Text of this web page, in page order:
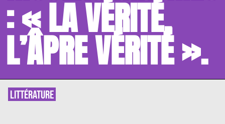
: « LA VÉRITÉ,
L’ÂPRE VÉRITÉ ».
LITTÉRATURE